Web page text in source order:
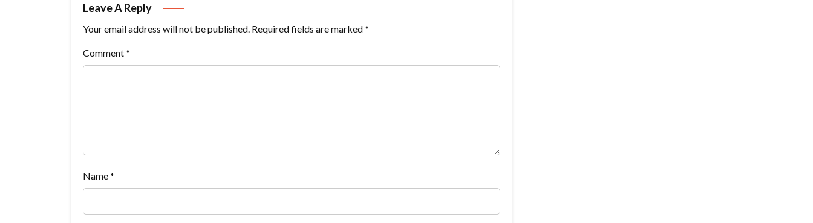
Leave A Reply
Your email address will not be published. Required fields are marked*
Comment*
Name*